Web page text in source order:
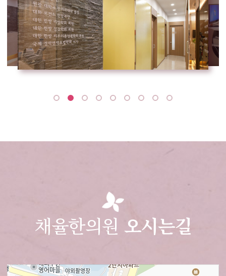
채율한의원 오시는길